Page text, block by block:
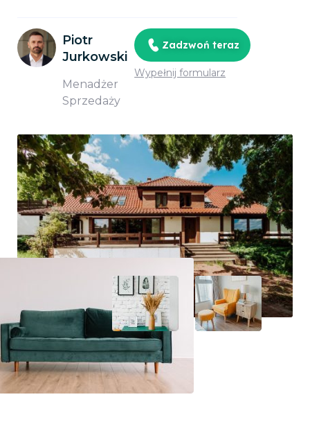
Piotr
Jurkowski
Menadżer
Sprzedaży
Zadzwoń teraz
Wypełnij formularz